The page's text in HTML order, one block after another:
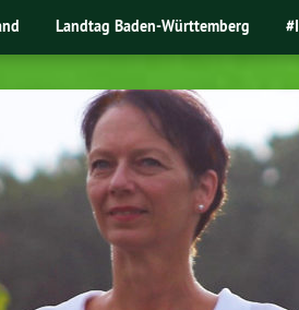
Landtag Baden-Württemberg